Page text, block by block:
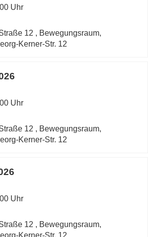
Uhr
12 , Bewegungsraum,
Kerner-Str. 12
Uhr
12 , Bewegungsraum,
Kerner-Str. 12
Uhr
12 , Bewegungsraum,